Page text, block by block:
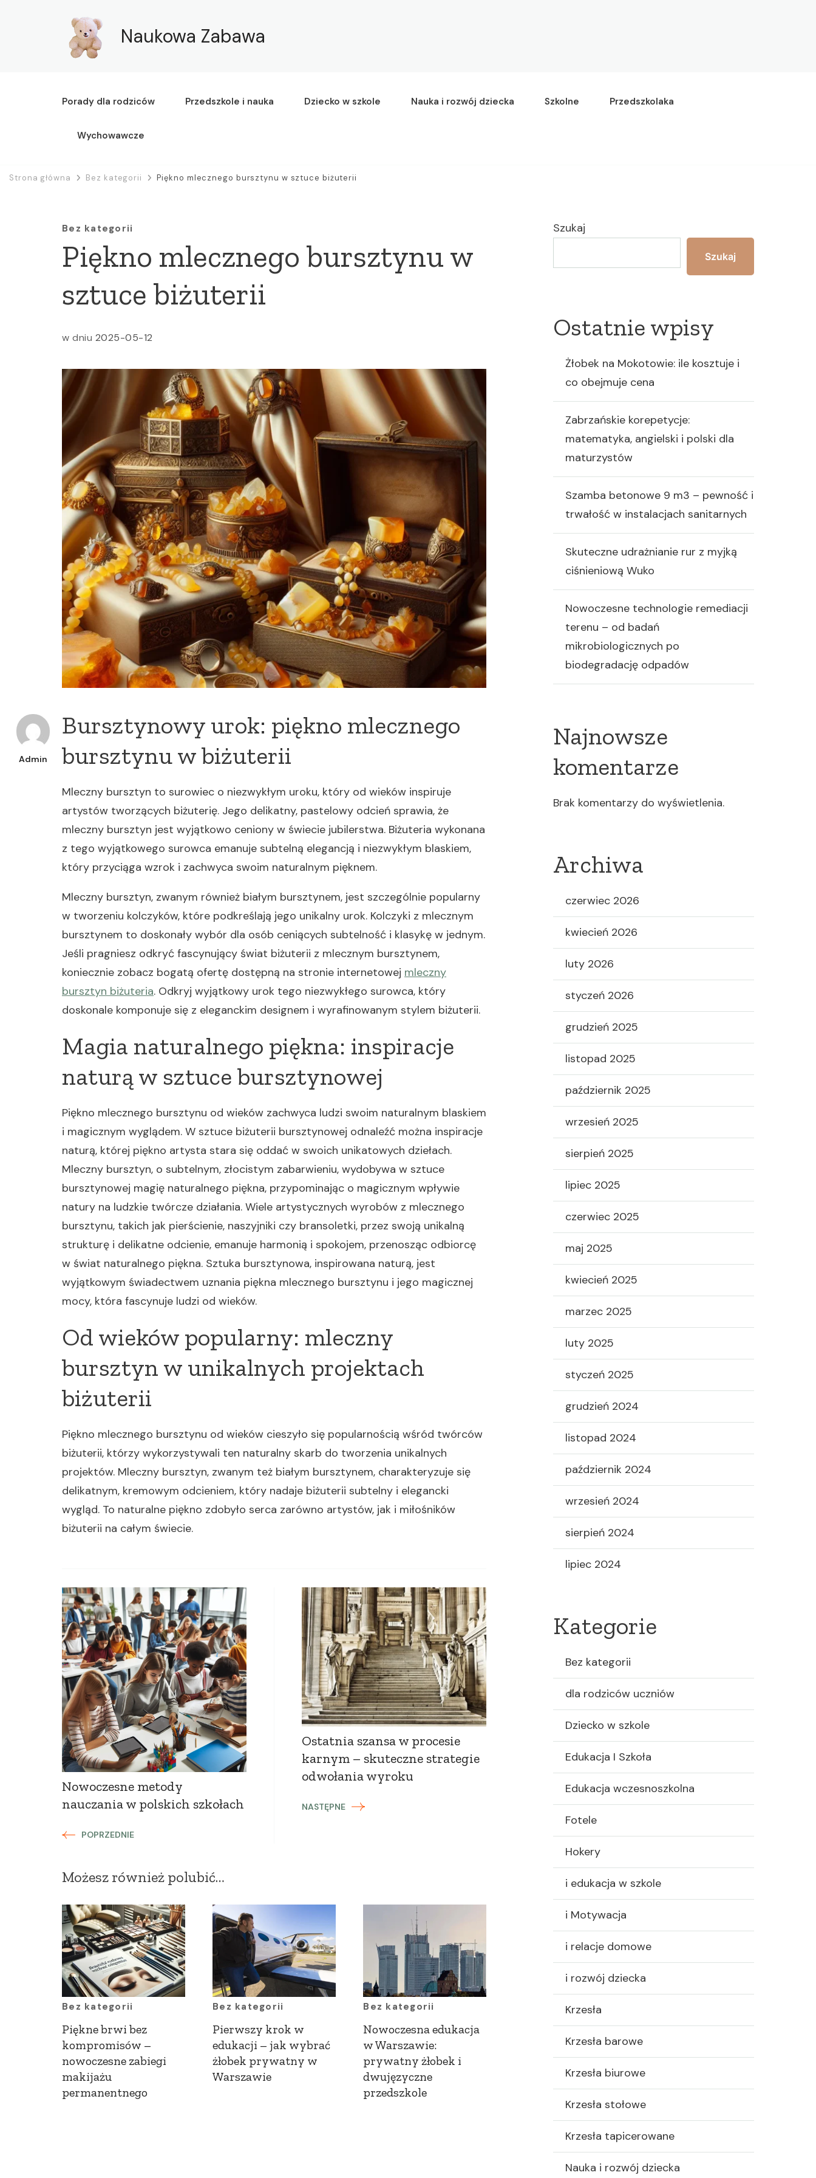
Naukowa Zabawa
Porady dla rodziców Przedszkole i nauka Dziecko w szkole Nauka i rozwój dziecka Szkolne Przedszkolaka
Wychowawcze
Strona główna Bez kategorii Piękno mlecznego bursztynu w sztuce biżuterii
Bez kategorii
Piękno mlecznego bursztynu w
sztuce biżuterii
w dniu 2025-05-12
Admin
Bursztynowy urok: piękno mlecznego
bursztynu w biżuterii
Mleczny bursztyn to surowiec o niezwykłym uroku, który od wieków inspiruje
artystów tworzących biżuterię. Jego delikatny, pastelowy odcień sprawia, że
mleczny bursztyn jest wyjątkowo ceniony w świecie jubilerstwa. Biżuteria wykonana
z tego wyjątkowego surowca emanuje subtelną elegancją i niezwykłym blaskiem,
który przyciąga wzrok i zachwyca swoim naturalnym pięknem.
Mleczny bursztyn, zwanym również białym bursztynem, jest szczególnie popularny
w tworzeniu kolczyków, które podkreślają jego unikalny urok. Kolczyki z mlecznym
bursztynem to doskonały wybór dla osób ceniących subtelność i klasykę w jednym.
Jeśli pragniesz odkryć fascynujący świat biżuterii z mlecznym bursztynem,
koniecznie zobacz bogatą ofertę dostępną na stronie internetowej mleczny
bursztyn biżuteria. Odkryj wyjątkowy urok tego niezwykłego surowca, który
doskonale komponuje się z eleganckim designem i wyrafinowanym stylem biżuterii.
Magia naturalnego piękna: inspiracje
naturą w sztuce bursztynowej
Piękno mlecznego bursztynu od wieków zachwyca ludzi swoim naturalnym blaskiem
i magicznym wyglądem. W sztuce biżuterii bursztynowej odnaleźć można inspiracje
naturą, której piękno artysta stara się oddać w swoich unikatowych dziełach.
Mleczny bursztyn, o subtelnym, złocistym zabarwieniu, wydobywa w sztuce
bursztynowej magię naturalnego piękna, przypominając o magicznym wpływie
natury na ludzkie twórcze działania. Wiele artystycznych wyrobów z mlecznego
bursztynu, takich jak pierścienie, naszyjniki czy bransoletki, przez swoją unikalną
strukturę i delikatne odcienie, emanuje harmonią i spokojem, przenosząc odbiorcę
w świat naturalnego piękna. Sztuka bursztynowa, inspirowana naturą, jest
wyjątkowym świadectwem uznania piękna mlecznego bursztynu i jego magicznej
mocy, która fascynuje ludzi od wieków.
Od wieków popularny: mleczny
bursztyn w unikalnych projektach
biżuterii
Piękno mlecznego bursztynu od wieków cieszyło się popularnością wśród twórców
biżuterii, którzy wykorzystywali ten naturalny skarb do tworzenia unikalnych
projektów. Mleczny bursztyn, zwanym też białym bursztynem, charakteryzuje się
delikatnym, kremowym odcieniem, który nadaje biżuterii subtelny i elegancki
wygląd. To naturalne piękno zdobyło serca zarówno artystów, jak i miłośników
biżuterii na całym świecie.
Zobacz
wpisy
Nowoczesne metody
nauczania w polskich szkołach
POPRZEDNIE
Ostatnia szansa w procesie
karnym – skuteczne strategie
odwołania wyroku
NASTĘPNE
Możesz również polubić…
Bez kategorii
Piękne brwi bez
kompromisów –
nowoczesne zabiegi
makijażu
permanentnego
Bez kategorii
Pierwszy krok w
edukacji – jak wybrać
żłobek prywatny w
Warszawie
Bez kategorii
Nowoczesna edukacja
w Warszawie:
prywatny żłobek i
dwujęzyczne
przedszkole
Szukaj
Szukaj
Ostatnie wpisy
Żłobek na Mokotowie: ile kosztuje i
co obejmuje cena
Zabrzańskie korepetycje:
matematyka, angielski i polski dla
maturzystów
Szamba betonowe 9 m3 – pewność i
trwałość w instalacjach sanitarnych
Skuteczne udrażnianie rur z myjką
ciśnieniową Wuko
Nowoczesne technologie remediacji
terenu – od badań
mikrobiologicznych po
biodegradację odpadów
Najnowsze
komentarze
Brak komentarzy do wyświetlenia.
Archiwa
czerwiec 2026
kwiecień 2026
luty 2026
styczeń 2026
grudzień 2025
listopad 2025
październik 2025
wrzesień 2025
sierpień 2025
lipiec 2025
czerwiec 2025
maj 2025
kwiecień 2025
marzec 2025
luty 2025
styczeń 2025
grudzień 2024
listopad 2024
październik 2024
wrzesień 2024
sierpień 2024
lipiec 2024
Kategorie
Bez kategorii
dla rodziców uczniów
Dziecko w szkole
Edukacja I Szkoła
Edukacja wczesnoszkolna
Fotele
Hokery
i edukacja w szkole
i Motywacja
i relacje domowe
i rozwój dziecka
Krzesła
Krzesła barowe
Krzesła biurowe
Krzesła stołowe
Krzesła tapicerowane
Nauka i rozwój dziecka